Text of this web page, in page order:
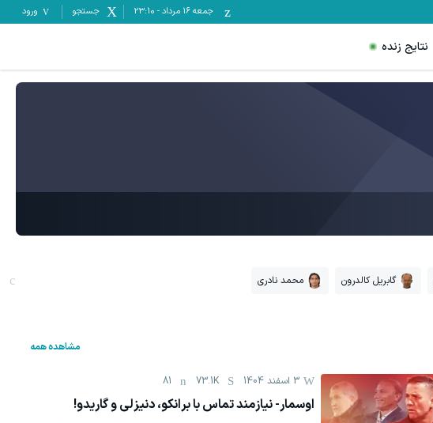
جمعه ۱۶ مرداد -
23:10 جستجو ورود
نتایج زنده
گابریل کالدرون محمد نادری
مشاهده همه
3 اسفند 1404 73.1K
81
اوسمار- نیازمند تماس با برانکو، دنیزلی و گاریدو!